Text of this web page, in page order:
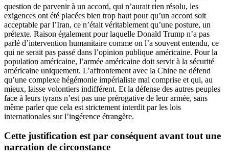
question de parvenir à un accord, qui n’aurait rien résolu, les
exigences ont été placées bien trop haut pour qu’un accord soit
acceptable par l’Iran, ce n’était véritablement qu’une posture, un
prétexte. Raison également pour laquelle Donald Trump n’a pas
parlé d’intervention humanitaire comme on l’a souvent entendu, ce
qui ne serait pas passé dans l’opinion publique américaine. Pour la
population américaine, l’armée américaine doit servir à la sécurité
américaine uniquement. L’affrontement avec la Chine ne défend
qu’une complexe hégémonie impérialiste mal comprise et qui, au
mieux, laisse volontiers indifférent. Et la défense des autres peuples
face à leurs tyrans n’est pas une prérogative de leur armée, sans
même parler que cela est strictement interdit par les lois
internationales sur l’ingérence étrangère.
Cette justification est par conséquent avant tout une
narration de circonstance